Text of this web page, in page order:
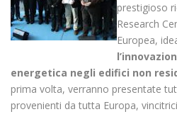
prestigioso
Research
Europea,
energetica negli edifici non
prima volta, verranno presentate
provenienti da tutta Europa,